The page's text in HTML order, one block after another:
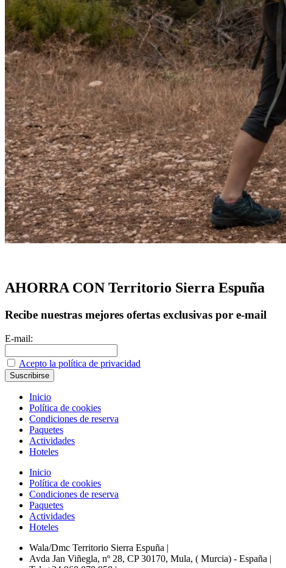
AHORRA CON Territorio Sierra Espuña
Recibe nuestras mejores ofertas exclusivas por e-mail
E-mail:
Acepto la política de privacidad
Inicio
Política de cookies
Condiciones de reserva
Paquetes
Actividades
Hoteles
Inicio
Política de cookies
Condiciones de reserva
Paquetes
Actividades
Hoteles
Wala/Dmc Territorio Sierra Espuña |
Avda Jan Viñegla, nº 28, CP 30170, Mula, ( Murcia) - España |